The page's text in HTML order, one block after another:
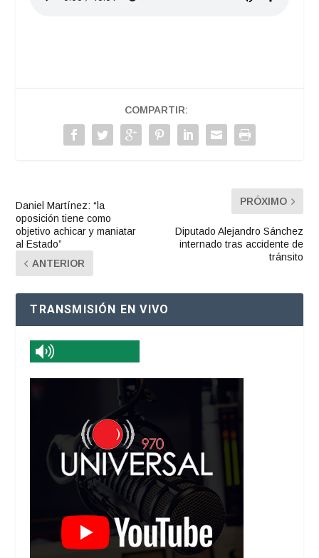
COMPARTIR:
Daniel Martínez: “la
oposición tiene como
objetivo achicar y maniatar
al Estado”
ANTERIOR
PRÓXIMO
Diputado Alejandro Sánchez
internado tras accidente de
tránsito
TRANSMISIÓN EN VIVO